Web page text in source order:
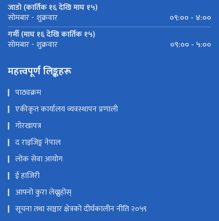
जाडो (कार्तिक १६ देखि माघ १५)
सोमबार - शुक्रवार
०९:०० - ४:००
गर्मी (माघ १६ देखि कार्तिक १५)
सोमबार - शुक्रवार ०९:०० - ५:००
महत्त्वपूर्ण लिङ्कहरू
पाठ्यक्रम
एकीकृत कार्यालय व्यवस्थापन प्रणाली
गोरखापत्र
द राइजिङ्ग नेपाल
लोक सेवा आयोग
ई हाजिरी
आफ्नो कुरा लेख्नुहोस्
सूचना तथा सञ्चार क्षेत्रको दीर्घकालीन नीति २०५९